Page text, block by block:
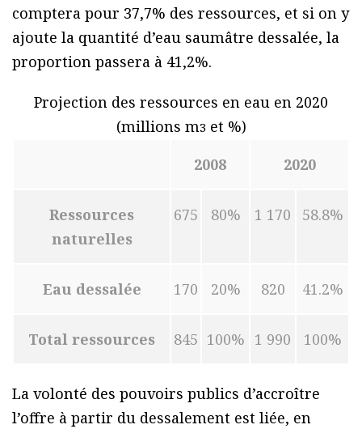
comptera pour 37,7% des ressources, et si on y
ajoute la quantité d’eau saumâtre dessalée, la
proportion passera à 41,2%.
Projection des ressources en eau en 2020
(millions m3 et %)
2008
2020
Ressources
naturelles
675 80% 1 170 58.8%
Eau dessalée 170 20% 820 41.2%
Total ressources 845 100% 1 990 100%
La volonté des pouvoirs publics d’accroître
l’offre à partir du dessalement est liée, en